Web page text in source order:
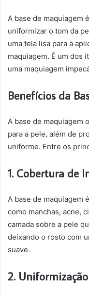
A base de maquiagem
uniformizar o tom da
uma tela lisa para a
maquiagem. É um dos
uma maquiagem
Benefícios da
A base de maquiagem
para a pele, além de
uniforme. Entre os
1. Cobertura de
A base de maquiagem
como manchas, acne,
camada sobre a pele
deixando o rosto com
suave.
2.